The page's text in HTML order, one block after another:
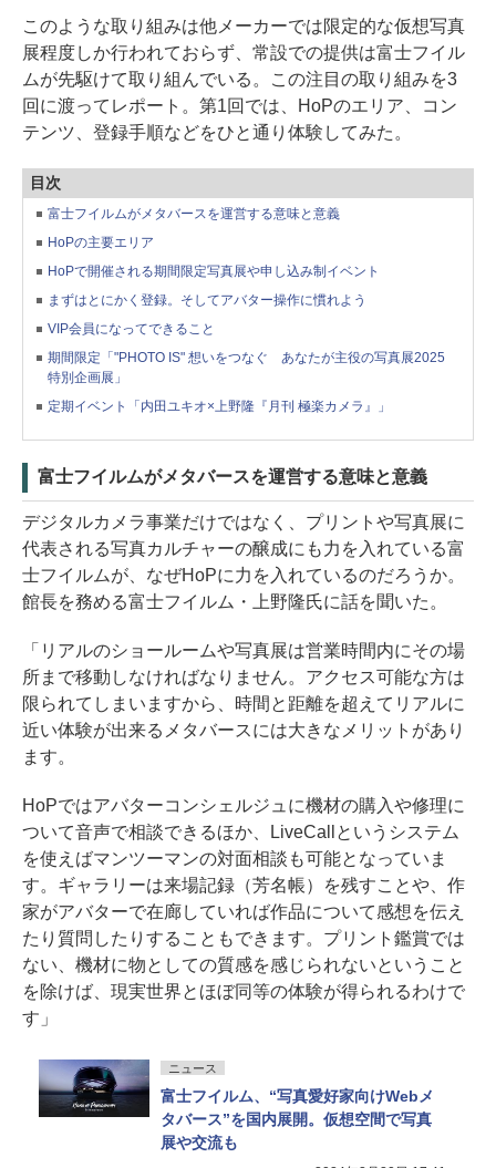
このような取り組みは他メーカーでは限定的な仮想写真
展程度しか行われておらず、常設での提供は富士フイル
ムが先駆けて取り組んでいる。この注目の取り組みを3
回に渡ってレポート。第1回では、HoPのエリア、コン
テンツ、登録手順などをひと通り体験してみた。
目次
富士フイルムがメタバースを運営する意味と意義
HoPの主要エリア
HoPで開催される期間限定写真展や申し込み制イベント
まずはとにかく登録。そしてアバター操作に慣れよう
VIP会員になってできること
期間限定「"PHOTO IS" 想いをつなぐ あなたが主役の写真展2025
特別企画展」
定期イベント「内田ユキオ×上野隆『月刊 極楽カメラ』」
富士フイルムがメタバースを運営する意味と意義
デジタルカメラ事業だけではなく、プリントや写真展に
代表される写真カルチャーの醸成にも力を入れている富
士フイルムが、なぜHoPに力を入れているのだろうか。
館長を務める富士フイルム・上野隆氏に話を聞いた。
「リアルのショールームや写真展は営業時間内にその場
所まで移動しなければなりません。アクセス可能な方は
限られてしまいますから、時間と距離を超えてリアルに
近い体験が出来るメタバースには大きなメリットがあり
ます。
HoPではアバターコンシェルジュに機材の購入や修理に
ついて音声で相談できるほか、LiveCallというシステム
を使えばマンツーマンの対面相談も可能となっていま
す。ギャラリーは来場記録（芳名帳）を残すことや、作
家がアバターで在廊していれば作品について感想を伝え
たり質問したりすることもできます。プリント鑑賞では
ない、機材に物としての質感を感じられないということ
を除けば、現実世界とほぼ同等の体験が得られるわけで
す」
ニュース
富士フイルム、“写真愛好家向けWebメ
タバース”を国内展開。仮想空間で写真
展や交流も